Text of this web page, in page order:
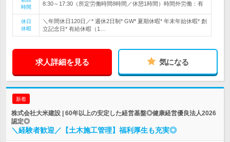
時間
8:30～17:30（所定労働時間8時間／休憩1時間）時間外労働：有
休日
休暇
＼年間休日120日／* 週休2日制* GW* 夏期休暇* 年末年始休暇* 創
立記念日* 有給休暇（1…
求人詳細を見る 気になる
新着
株式会社大米建設 | 60年以上の安定した経営基盤◎健康経営優良法人2026
認定◎
＼経験者歓迎／【土木施工管理】福利厚生も充実◎